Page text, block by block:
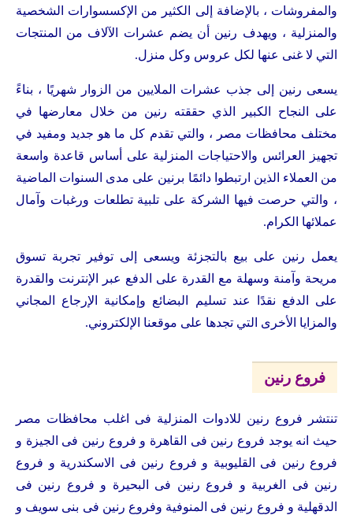
والمفروشات ، بالإضافة إلى الكثير من الإكسسوارات الشخصية
والمنزلية ، ويهدف رنين أن يضم عشرات الآلاف من المنتجات
التي لا غنى عنها لكل عروس وكل منزل.
يسعى رنين إلى جذب عشرات الملايين من الزوار شهريًا ، بناءً
على النجاح الكبير الذي حققته رنين من خلال معارضها في
مختلف محافظات مصر ، والتي تقدم كل ما هو جديد ومفيد في
تجهيز العرائس والاحتياجات المنزلية على أساس قاعدة واسعة
من العملاء الذين ارتبطوا دائمًا برنين على مدى السنوات الماضية
، والتي حرصت فيها الشركة على تلبية تطلعات ورغبات وآمال
عملائها الكرام.
يعمل رنين على بيع بالتجزئة ويسعى إلى توفير تجربة تسوق
مريحة وآمنة وسهلة مع القدرة على الدفع عبر الإنترنت والقدرة
على الدفع نقدًا عند تسليم البضائع وإمكانية الإرجاع المجاني
والمزايا الأخرى التي تجدها على موقعنا الإلكتروني.
فروع رنين
تنتشر فروع رنين للادوات المنزلية فى اغلب محافظات مصر
حيث انه يوجد فروع رنين فى القاهرة و فروع رنين فى الجيزة و
فروع رنين فى القليوبية و فروع رنين فى الاسكندرية و فروع
رنين فى الغربية و فروع رنين فى البحيرة و فروع رنين فى
الدقهلية و فروع رنين فى المنوفية وفروع رنين فى بنى سويف و